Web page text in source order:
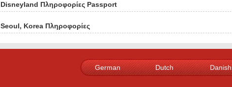
Disneyland Πληροφορίες Passport
Seoul, Korea Πληροφορίες
German Dutch Danish